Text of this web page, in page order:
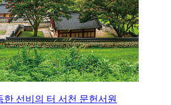
한 선비의 터 서천 문헌서원